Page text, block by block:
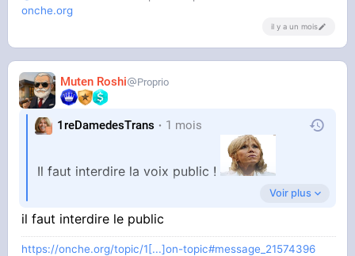
onche.org
il y a un mois
Muten Roshi Proprio
1reDamedesTrans 1 mois
Il faut interdire la voix public !
et faire tire les opposants
Voir plus
il faut interdire le public
https://onche.org/topic/1[...]on-topic#message_21574396